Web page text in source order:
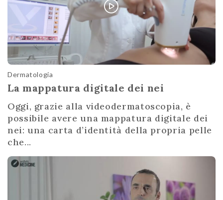
Dermatologia
La mappatura digitale dei nei
Oggi, grazie alla videodermatoscopia, è
possibile avere una mappatura digitale dei
nei: una carta d’identità della propria pelle
che...